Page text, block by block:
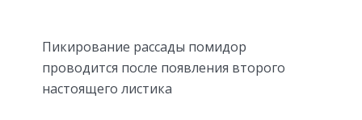
Пикирование рассады помидор
проводится после появления второго
настоящего листика